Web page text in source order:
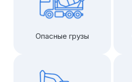
Опасные грузы